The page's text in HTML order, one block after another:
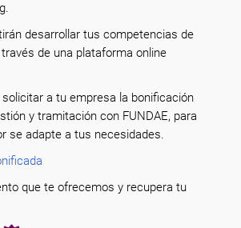
desarrollar tus competencias de
de una plataforma online
a tu empresa la bonificación
y tramitación con FUNDAE, para
se adapte a tus necesidades.
que te ofrecemos y recupera tu